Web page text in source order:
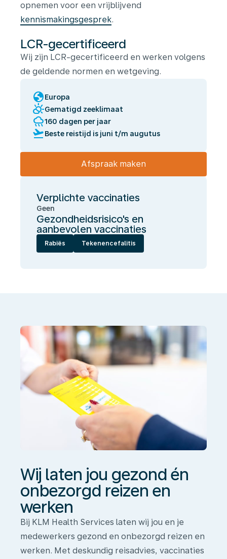
opnemen voor een vrijblijvend
kennismakingsgesprek.
LCR-gecertificeerd
Wij zijn LCR-gecertificeerd en werken volgens
de geldende normen en wetgeving.
globeEuropa
partly_cloudy_dayGematigd zeeklimaat
rainy160 dagen per jaar
flight_takeoffBeste reistijd is juni t/m augutus
Afspraak maken
Verplichte vaccinaties
Geen
Gezondheidsrisico's en
aanbevolen vaccinaties
Rabiës Tekenencefalitis
onbezorgd
reizen
werken
Wij laten jou gezond én
onbezorgd reizen en
werken
Bij KLM Health Services laten wij jou en je
medewerkers gezond en onbezorgd reizen en
werken. Met deskundig reisadvies, vaccinaties